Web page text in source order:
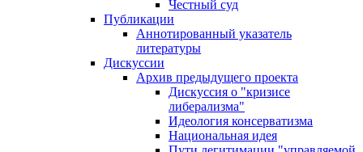
Честный суд
Публикации
Аннотированный указатель
литературы
Дискуссии
Архив предыдущего проекта
Дискуссия о "кризисе
либерализма"
Идеология консерватизма
Национальная идея